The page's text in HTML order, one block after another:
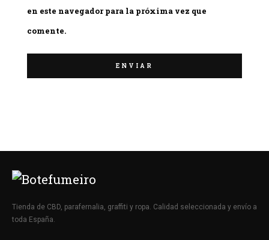
en este navegador para la próxima vez que
comente.
Tienda de CBD, parafernalia, graffiti y ropa. Calidad seleccionada y envío a
toda España.